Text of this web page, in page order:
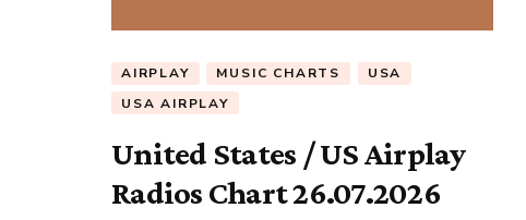
AIRPLAY MUSIC CHARTS
USA
USA AIRPLAY
United States / US Airplay
Radios Chart 26.07.2026